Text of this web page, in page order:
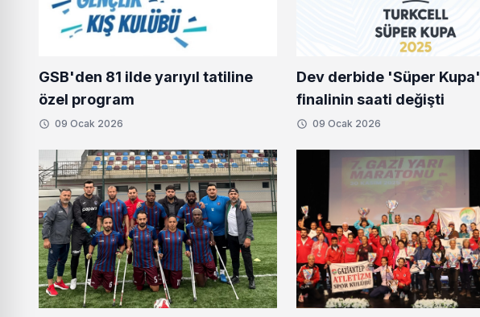
GSB'den 81 ilde yarıyıl tatiline
özel program
09 Ocak 2026
Dev derbide 'Süper Kupa'
finalinin saati değişti
09 Ocak 2026